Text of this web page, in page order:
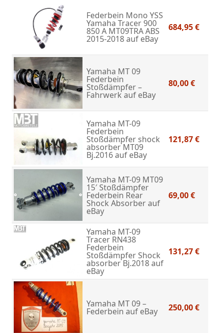
Federbein Mono YSS
Yamaha Tracer 900
850 A MT09TRA ABS
2015-2018auf eBay
684,95 €
Yamaha MT 09
Federbein
Stoßdämpfer –
Fahrwerkauf eBay
80,00 €
Yamaha MT-09
Federbein
Stoßdämpfer shock
absorber MT09
Bj.2016auf eBay
121,87 €
Yamaha MT-09 MT09
15′ Stoßdämpfer
Federbein Rear
Shock Absorberauf
eBay
69,00 €
Yamaha MT-09
Tracer RN438
Federbein
Stoßdämpfer Shock
absorber Bj.2018auf
eBay
131,27 €
Yamaha MT 09 –
Federbein auf eBay 250,00 €